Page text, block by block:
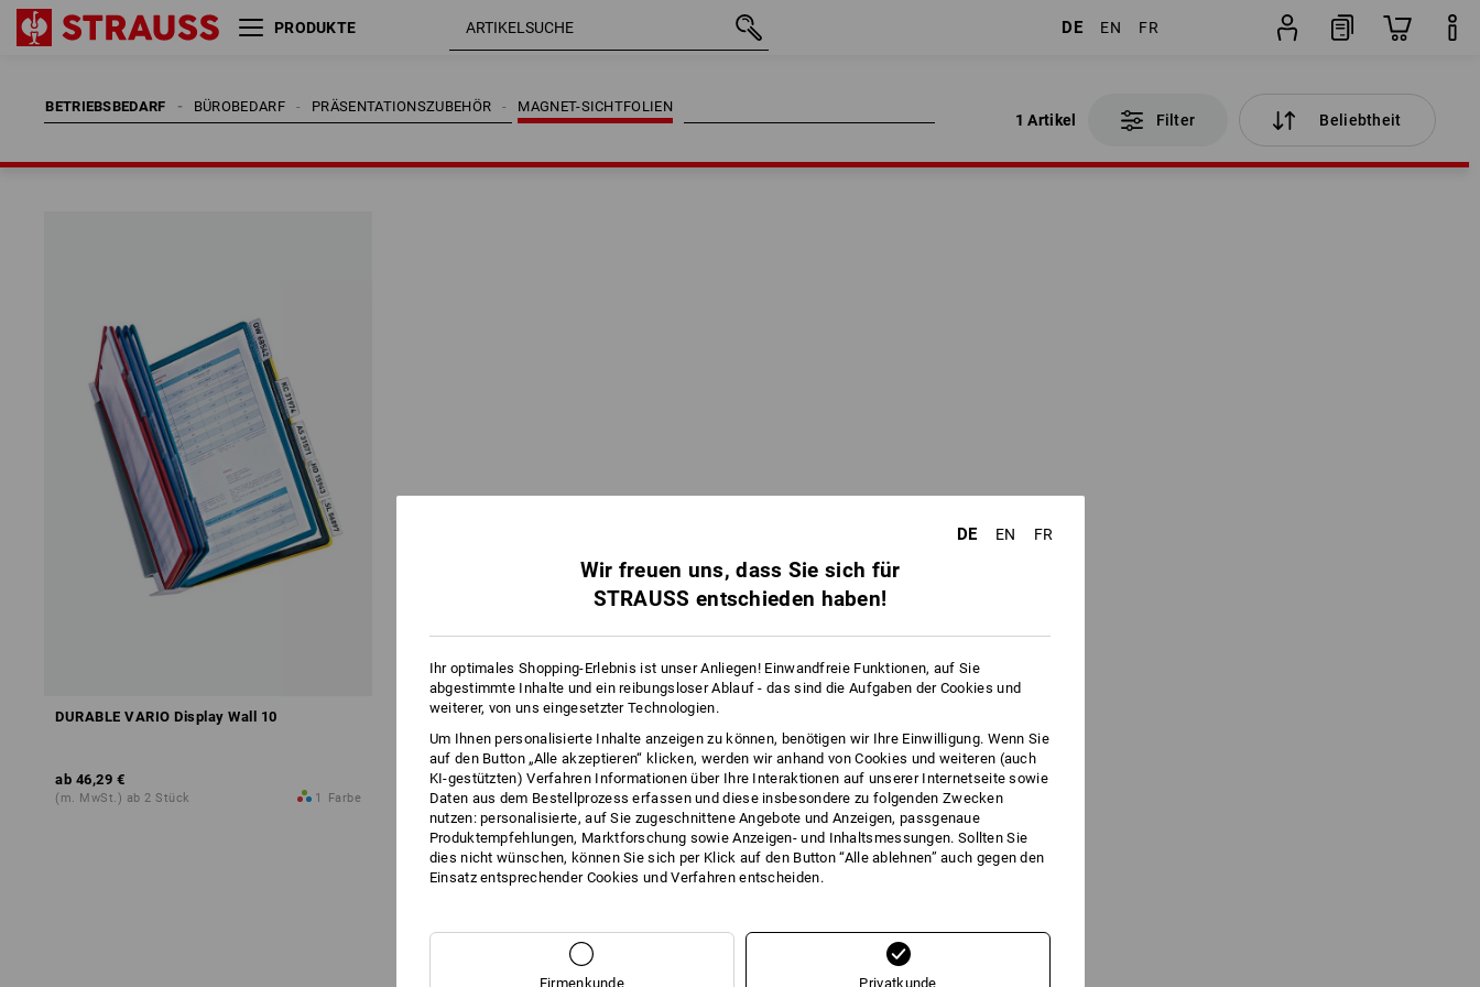
PRODUKTE DE EN FR
BETRIEBSBEDARF MAGNET-SICHTFOLIEN
PRÄSENTATIONSZUBEHÖR
BÜROBEDARF
1 Artikel Filter Beliebtheit
BETRIEBSBEDARF MAGNET-SICHTFOLIEN
PRÄSENTATIONSZUBEHÖR
BÜROBEDARF
1 Artikel Filter Beliebtheit
DURABLE VARIO Display Wall 10
ab 46,29 €
(m. MwSt.) ab 2 Stück 1 Farbe
Sie haben sich bereits 1 von 1 Artikel angesehen.
DE EN FR
Wir freuen uns, dass Sie sich für
STRAUSS entschieden haben!
Ihr optimales Shopping-Erlebnis ist unser Anliegen! Einwandfreie Funktionen, auf Sie
abgestimmte Inhalte und ein reibungsloser Ablauf - das sind die Aufgaben der Cookies und
weiterer, von uns eingesetzter Technologien.
Um Ihnen personalisierte Inhalte anzeigen zu können, benötigen wir Ihre Einwilligung. Wenn Sie
auf den Button „Alle akzeptieren“ klicken, werden wir anhand von Cookies und weiteren (auch
KI-gestützten) Verfahren Informationen über Ihre Interaktionen auf unserer Internetseite sowie
Daten aus dem Bestellprozess erfassen und diese insbesondere zu folgenden Zwecken
nutzen: personalisierte, auf Sie zugeschnittene Angebote und Anzeigen, passgenaue
Produktempfehlungen, Marktforschung sowie Anzeigen- und Inhaltsmessungen. Sollten Sie
dies nicht wünschen, können Sie sich per Klick auf den Button “Alle ablehnen” auch gegen den
Einsatz entsprechender Cookies und Verfahren entscheiden.
Firmenkunde Privatkunde